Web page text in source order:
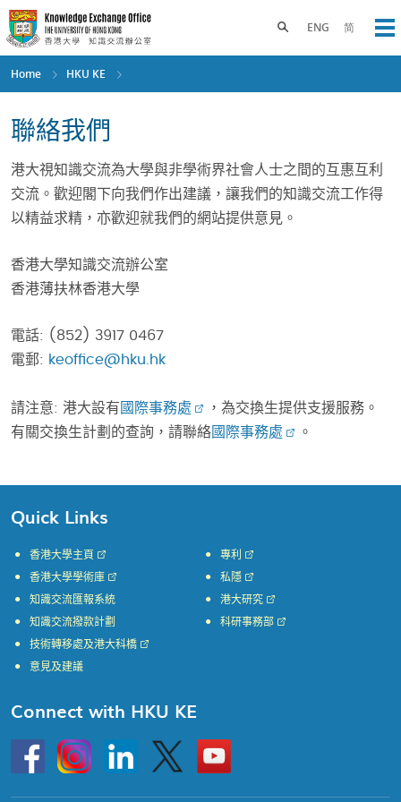
Skip
to
main
content
ENG 简
Toggle search panel
Home HKU KE
聯絡我們
港大視知識交流為大學與非學術界社會人士之間的互惠互利
交流。歡迎閣下向我們作出建議，讓我們的知識交流工作得
以精益求精，亦歡迎就我們的網站提供意見。
香港大學知識交流辦公室
香港薄扶林香港大學
電話: (852) 3917 0467
電郵: keoffice@hku.hk
請注意: 港大設有 國際事務處
，為交換生提供支援服務。
有關交換生計劃的查詢，請聯絡國際事務處 。
Quick Links
香港大學主頁
香港大學學術庫
知識交流匯報系統
知識交流撥款計劃
專利
私隱
港大研究
科研事務部
技術轉移處及港大科橋
意見及建議
Connect with HKU KE
HKU
InstagramLinkedin Twitter
Go
to
HKU